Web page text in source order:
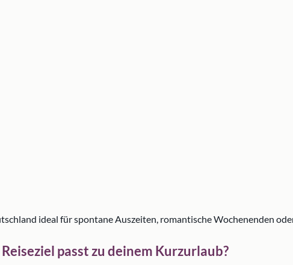
ideal für spontane Auszeiten, romantische Wochenenden
passt zu deinem Kurzurlaub?